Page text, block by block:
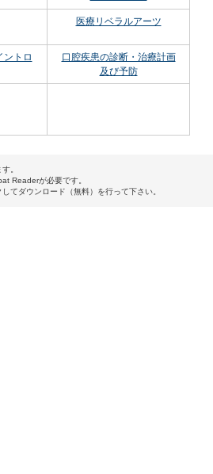
医療リベラルアーツ
ントロ
口腔疾患の診断・治療計画
及び予防
。
Readerが必要です。
てダウンロード（無料）を行って下さい。